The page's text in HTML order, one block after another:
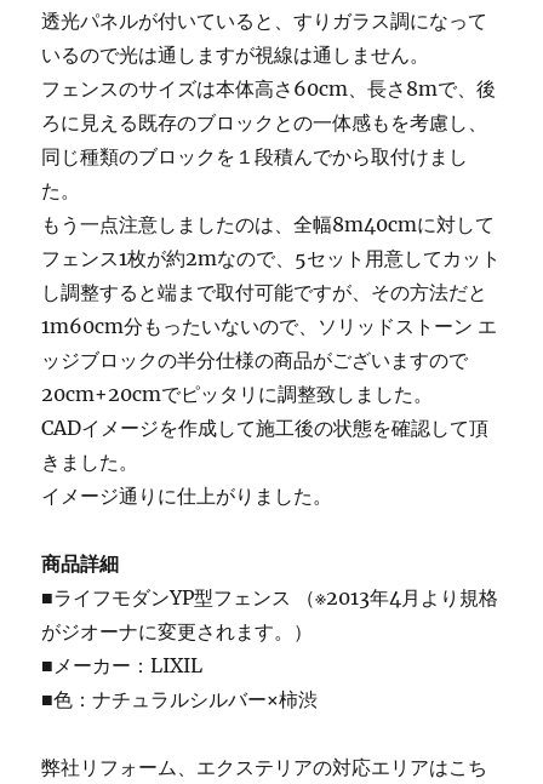
透光パネルが付いていると、すりガラス調になって
いるので光は通しますが視線は通しません。
フェンスのサイズは本体高さ60cm、長さ8mで、後
ろに見える既存のブロックとの一体感もを考慮し、
同じ種類のブロックを１段積んでから取付けまし
た。
もう一点注意しましたのは、全幅8m40cmに対して
フェンス1枚が約2mなので、5セット用意してカット
し調整すると端まで取付可能ですが、その方法だと
1m60cm分もったいないので、ソリッドストーン エ
ッジブロックの半分仕様の商品がございますので
20cm+20cmでピッタリに調整致しました。
CADイメージを作成して施工後の状態を確認して頂
きました。
イメージ通りに仕上がりました。
商品詳細
■ライフモダンYP型フェンス （※2013年4月より規格
がジオーナに変更されます。）
■メーカー：LIXIL
■色：ナチュラルシルバー×柿渋
弊社リフォーム、エクステリアの対応エリアはこち